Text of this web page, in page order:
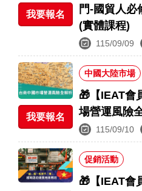
門-國貿人必
(實體課程)
115/09/09
我要報名
中國大陸市場
🎁【IEAT會
場營運風險
115/09/10
我要報名
促銷活動
🎁【IEAT會